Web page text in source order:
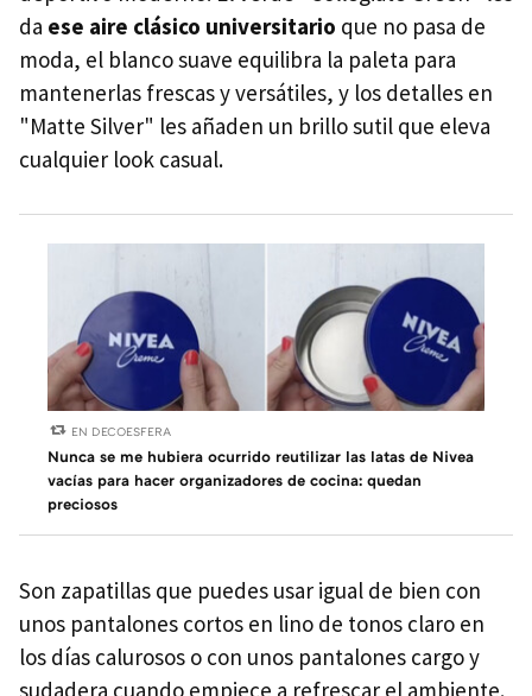
da ese aire clásico universitario que no pasa de
moda, el blanco suave equilibra la paleta para
mantenerlas frescas y versátiles, y los detalles en
"Matte Silver" les añaden un brillo sutil que eleva
cualquier look casual.
EN DECOESFERA
Nunca se me hubiera ocurrido reutilizar las latas de Nivea
vacías para hacer organizadores de cocina: quedan
preciosos
Son zapatillas que puedes usar igual de bien con
unos pantalones cortos en lino de tonos claro en
los días calurosos o con unos pantalones cargo y
sudadera cuando empiece a refrescar el ambiente.